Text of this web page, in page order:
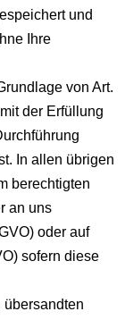
und
Ihre
von Art.
der Erfüllung
In allen übrigen
berechtigten
an uns
oder auf
sofern diese
übersandten